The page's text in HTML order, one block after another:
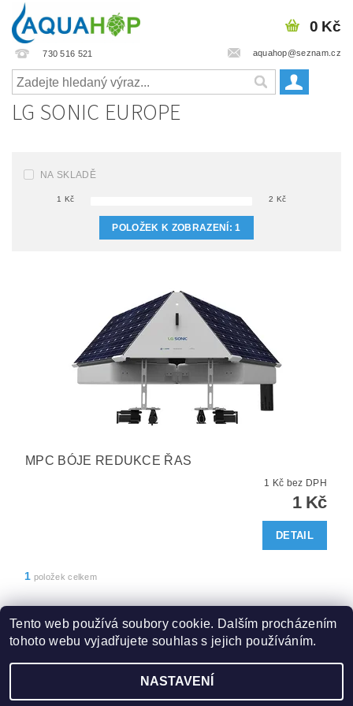
730 516 521 aquahop@seznam.cz
0 Kč
LG SONIC EUROPE
NA SKLADĚ
1 Kč 2 Kč
POLOŽEK K ZOBRAZENÍ:1
MPC BÓJE REDUKCE ŘAS
1 Kč bez DPH
1 Kč
DETAIL
1 položek celkem
Zboží.cz | Heureka.cz
2026 ©AquaHop.cz, všechna práva vyhrazena
Tento web používá soubory cookie. Dalším procházením
tohoto webu vyjadřujete souhlas s jejich používáním.
NASTAVENÍ